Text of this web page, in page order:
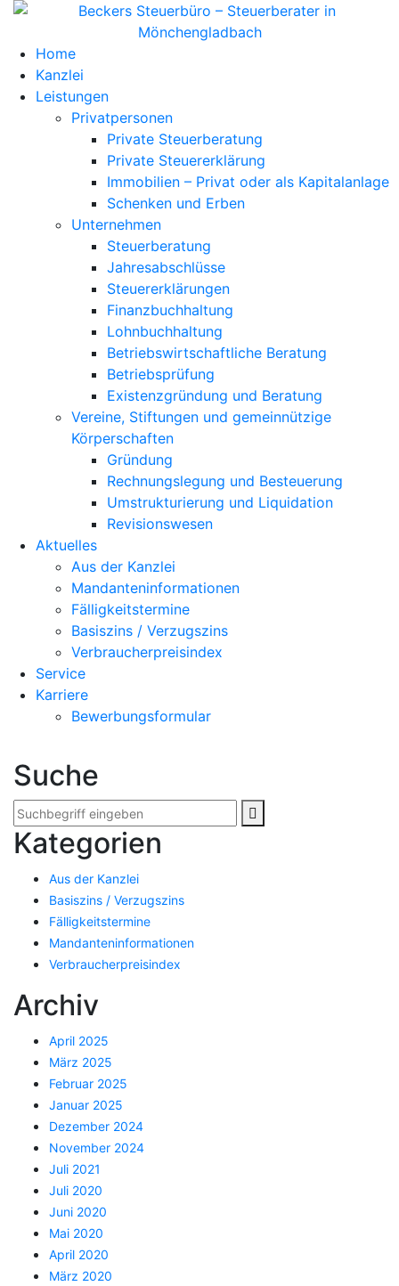
Home
Kanzlei
Leistungen
Privatpersonen
Private Steuerberatung
Private Steuererklärung
Immobilien – Privat oder als Kapitalanlage
Schenken und Erben
Unternehmen
Steuerberatung
Jahresabschlüsse
Steuererklärungen
Finanzbuchhaltung
Lohnbuchhaltung
Betriebswirtschaftliche Beratung
Betriebsprüfung
Existenzgründung und Beratung
Vereine, Stiftungen und gemeinnützige
Körperschaften
Gründung
Rechnungslegung und Besteuerung
Umstrukturierung und Liquidation
Revisionswesen
Aktuelles
Aus der Kanzlei
Mandanteninformationen
Fälligkeitstermine
Basiszins / Verzugszins
Verbraucherpreisindex
Service
Karriere
Bewerbungsformular
Suche
Kategorien
Aus der Kanzlei
Basiszins / Verzugszins
Fälligkeitstermine
Mandanteninformationen
Verbraucherpreisindex
Archiv
April 2025
März 2025
Februar 2025
Januar 2025
Dezember 2024
November 2024
Juli 2021
Juli 2020
Juni 2020
Mai 2020
April 2020
März 2020